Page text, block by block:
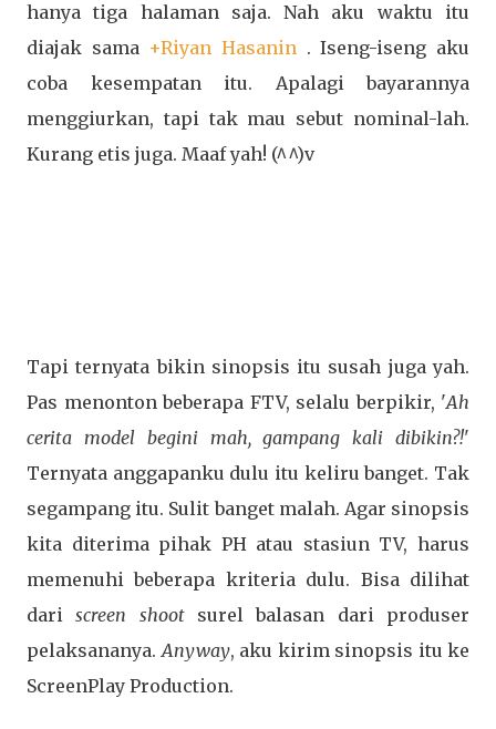
hanya tiga halaman saja. Nah aku waktu itu
diajak sama +Riyan Hasanin . Iseng-iseng aku
coba kesempatan itu. Apalagi bayarannya
menggiurkan, tapi tak mau sebut nominal-lah.
Kurang etis juga. Maaf yah! (^^)v
Tapi ternyata bikin sinopsis itu susah juga yah.
Pas menonton beberapa FTV, selalu berpikir, 'Ah
cerita model begini mah, gampang kali dibikin?!'
Ternyata anggapanku dulu itu keliru banget. Tak
segampang itu. Sulit banget malah. Agar sinopsis
kita diterima pihak PH atau stasiun TV, harus
memenuhi beberapa kriteria dulu. Bisa dilihat
dari screen shootsurel balasan dari produser
pelaksananya.Anyway, aku kirim sinopsis itu ke
ScreenPlay Production.